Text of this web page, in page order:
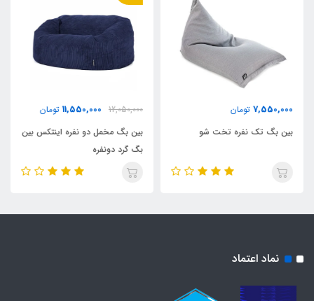
7,550,000 تومان
بین بگ تک نفره تخت شو
12,050,000
11,550,000 تومان
بین بگ مخمل دو نفره اینتکس بین
بگ گرد دونفره
نماد اعتماد